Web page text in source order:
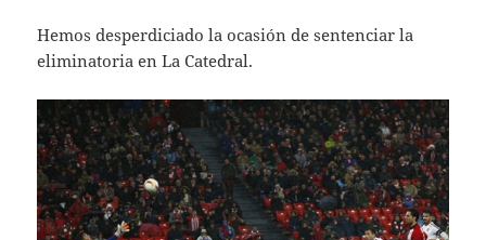
Hemos desperdiciado la ocasión de sentenciar la
eliminatoria en La Catedral.